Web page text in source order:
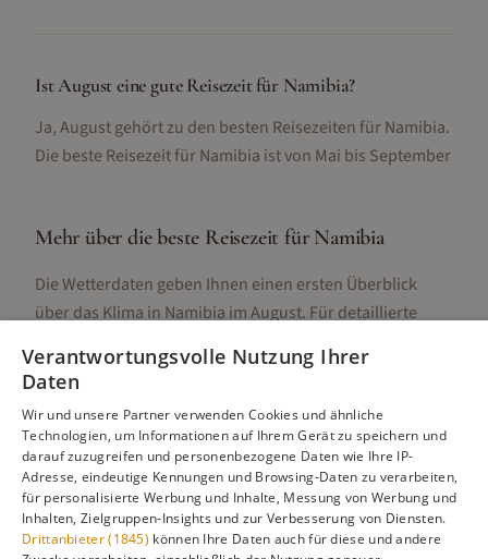
Ist August eine gute Reisezeit für Namibia?
Ja, August gehört zu den besten Reisezeiten für Namibia.
Die beste Reisezeit für Namibia ist von Mai bis September
Mehr über die beste Reisezeit für Namibia
Die Wetterdaten geben Ihnen einen ersten Überblick
über das Klima in Namibia imAugust. Für detaillierte
Unterschieden, Aktivitäten und Reisetipps besuchen Sie
Alle Infos zur besten Reisezeit Namibia
Verantwortungsvolle Nutzung Ihrer
Daten
Wir und unsere Partner verwenden Cookies und ähnliche
Technologien, um Informationen auf Ihrem Gerät zu speichern und
darauf zuzugreifen und personenbezogene Daten wie Ihre IP-
Adresse, eindeutige Kennungen und Browsing-Daten zu verarbeiten,
für personalisierte Werbung und Inhalte, Messung von Werbung und
Inhalten, Zielgruppen-Insights und zur Verbesserung von Diensten.
Drittanbieter (1845) können Ihre Daten auch für diese und andere